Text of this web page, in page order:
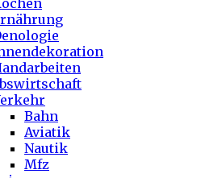
Bahn
Aviatik
Nautik
Mfz